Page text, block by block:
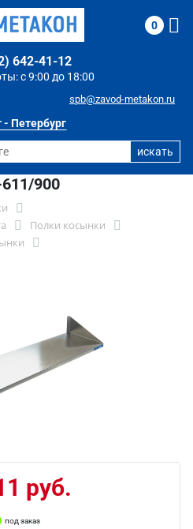
- Петербург
с 9:00 до 18:00
642-41-12
spb@zavod-metakon.ru
0
900
Полки косынки
руб.
под заказ